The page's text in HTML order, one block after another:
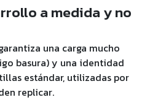
a medida y no
una carga mucho
basura) y una identidad
estándar, utilizadas por
replicar.